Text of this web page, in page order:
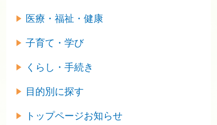
医療・福祉・健康
子育て・学び
くらし・手続き
目的別に探す
トップページお知らせ